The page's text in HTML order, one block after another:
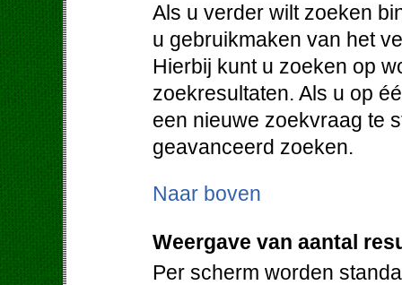
Als u verder wilt zoeken
u gebruikmaken van het
Hierbij kunt u zoeken op
zoekresultaten. Als u op
een nieuwe zoekvraag te
geavanceerd zoeken.
Naar boven
Weergave van aantal
Per scherm worden